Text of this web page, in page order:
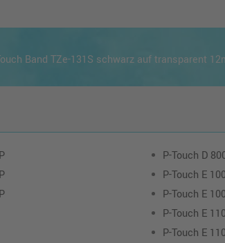
Band TZe-131S schwarz auf transparent
P-Touch D
P-Touch E 100
P-Touch E
P-Touch E 110
P-Touch E